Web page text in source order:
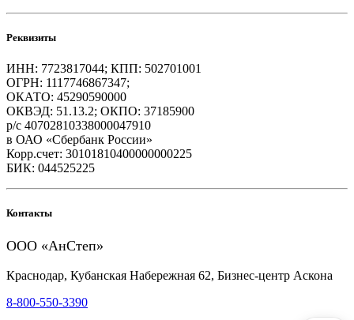
Реквизиты
ИНН: 7723817044; КПП: 502701001
ОГРН: 1117746867347;
ОКАТО: 45290590000
ОКВЭД: 51.13.2; ОКПО: 37185900
р/с 40702810338000047910
в ОАО «Сбербанк России»
Корр.счет: 30101810400000000225
БИК: 044525225
Контакты
ООО «АнСтеп»
Краснодар, Кубанская Набережная 62, Бизнес-центр Аскона
8-800-550-3390